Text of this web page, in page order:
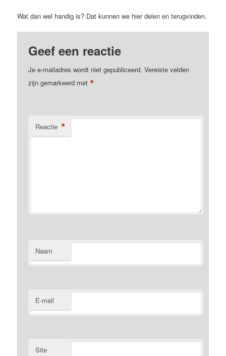
Wat dan wel handig is? Dat kunnen we hier delen en terugvinden.
Geef een reactie
Je e-mailadres wordt niet gepubliceerd. Vereiste velden
zijn gemarkeerd met*
Reactie *
Naam
E-mail
Site